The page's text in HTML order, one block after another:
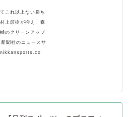
これ以上ない勝ち
上頌樹が抑え、森
のクリーンアップ
聞社のニュースサ
nikkansports.co